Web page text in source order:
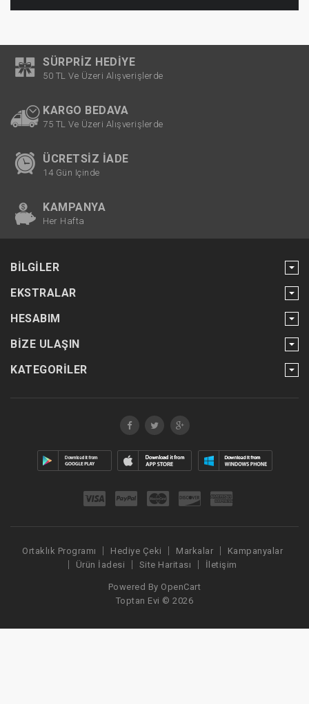
SÜRPRIZ HEDIYE
50 TL Ve Üzeri Alışverişlerde
KARGO BEDAVA
75 TL Ve Üzeri Alışverişlerde
ÜCRETSIZ İADE
14 Gün Içinde
KAMPANYA
Her Hafta
BILGILER
EKSTRALAR
HESABIM
BIZE ULAŞIN
KATEGORILER
Ortaklık Programı Hediye Çeki Markalar
Kampanyalar
Ürün İadesi
Site Haritası İletişim
Powered By OpenCart
Toptan Evi © 2026